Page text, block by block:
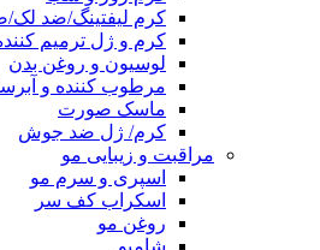
کرم لیفتینگ/ضد
کرم و ژل ترمیم
لوسیون و روغن بدن
مرطوب کننده و
ماسک صورت
کرم/ ژل ضد جوش
مراقبت و زیبایی مو
اسپری و سرم مو
اسکراب کف سر
روغن مو
شامپو